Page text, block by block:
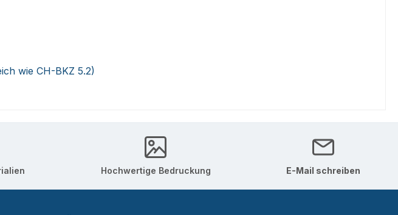
wie CH-BKZ 5.2)
Hochwertige Bedruckung E-Mail schreiben